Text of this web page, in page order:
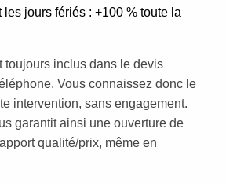
les jours fériés : +100 % toute la
toujours inclus dans le devis
Vous connaissez donc le
intervention, sans engagement.
garantit ainsi une ouverture de
qualité/prix, même en